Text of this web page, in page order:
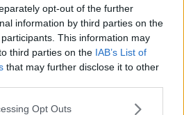
opt-out of the further
information by third parties on the
participants. This information may
third parties on the IAB’s List of
that may further disclose it to other
Opt Outs
Glömt lösenord?
Logga in
du måste registrerat dig innan du kan se den
här sidan.